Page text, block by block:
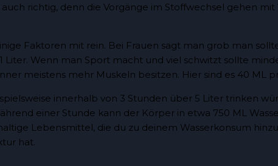
richtig, denn die Vorgänge im Stoffwechsel gehen
Faktoren mit rein. Bei Frauen sagt man grob man
Liter. Wenn man Sport macht und viel schwitzt sollte
meistens mehr Muskeln besitzen. Hier sind es 40 ML
innerhalb von 3 Stunden über 5 Liter trinken
einer Stunde kann der Körper in etwa 750 ML
Lebensmittel, die du zu deinem Wasserkonsum
hat.